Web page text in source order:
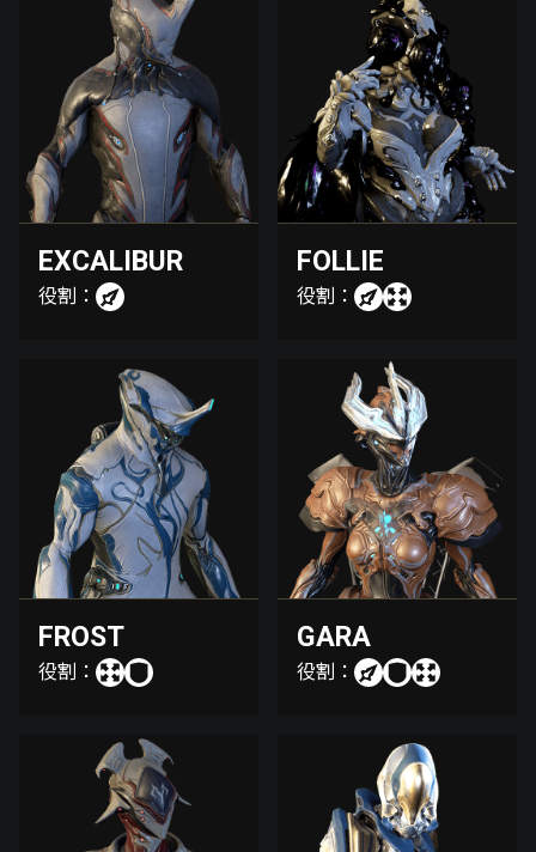
EXCALIBUR
役割：
FOLLIE
役割：
FROST
役割：
GARA
役割：